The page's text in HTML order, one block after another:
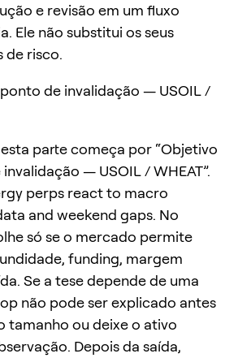
e revisão em um fluxo
Ele não substitui os seus
de risco.
de invalidação — USOIL /
esta parte começa por “Objetivo
— USOIL / WHEAT”.
perps react to macro
and weekend gaps. No
só se o mercado permite
funding, margem
Se a tese depende de uma
não pode ser explicado antes
tamanho ou deixe o ativo
Depois da saída,